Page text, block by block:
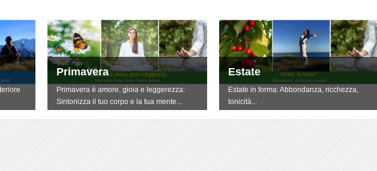
Primavera
Primavera è amore, gioia e leggerezza:
Sintonizza il tuo corpo e la tua mente...
Estate
Estate in forma: Abbondanza, ricchezza,
tonicità...